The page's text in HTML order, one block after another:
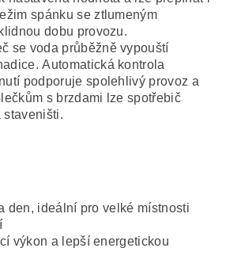
spánku se ztlumeným
dobu provozu.
se voda průběžně vypouští
Automatická kontrola
podporuje spolehlivý provoz a
s brzdami lze spotřebič
staveništi.
den, ideální pro velké místnosti
výkon a lepší energetickou